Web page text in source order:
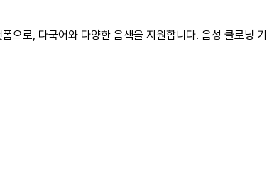
로, 다국어와 다양한 음색을 지원합니다. 음성 클로닝